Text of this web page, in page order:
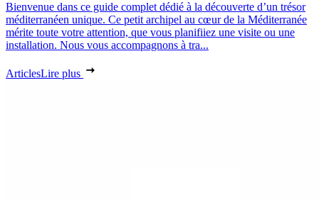
Bienvenue dans ce guide complet dédié à la découverte d’un trésor
méditerranéen unique. Ce petit archipel au cœur de la Méditerranée
mérite toute votre attention, que vous planifiiez une visite ou une
installation. Nous vous accompagnons à tra...
ArticlesLire plus